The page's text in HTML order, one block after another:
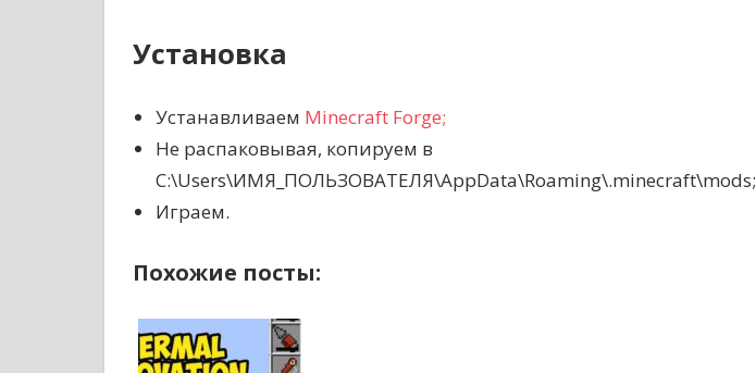
Установка
Устанавливаем Minecraft Forge;
Не распаковывая, копируем в
C:\Users\ИМЯ_ПОЛЬЗОВАТЕЛЯ\AppData\Roaming\.minecraft\mods;
Играем.
Похожие посты: